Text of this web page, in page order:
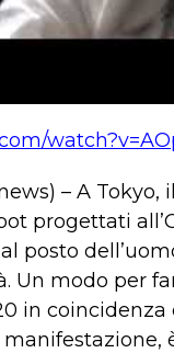
– A
progettati
posto
Un modo per
in